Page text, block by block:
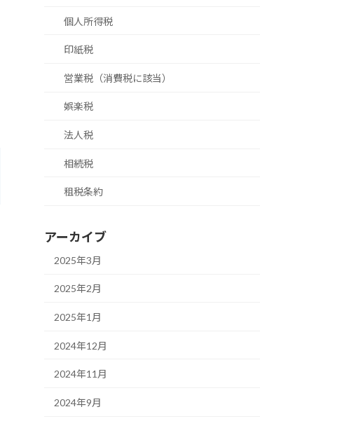
個人所得税
印紙税
営業税（消費税に該当）
娯楽税
法人税
相続税
租税条約
アーカイブ
2025年3月
2025年2月
2025年1月
2024年12月
2024年11月
2024年9月